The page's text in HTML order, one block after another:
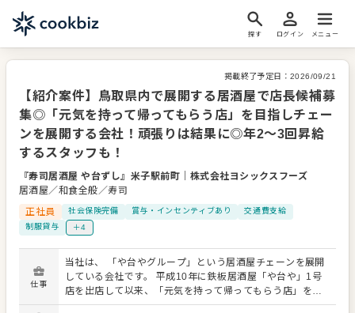
探す ログイン メニュー
掲載終了予定日： 2026/09/21
【紹介案件】鳥取県内で展開する居酒屋で店長候補募
集◎「元気を持って帰ってもらう店」を目指しチェー
ンを展開する会社！頑張りは結果に◎年2～3回昇給
するスタッフも！
『寿司居酒屋 や台ずし』米子駅前町
株式会社ヨシックスフーズ
居酒屋／和食全般／寿司
正社員
社会保険完備 賞与・インセンティブあり
交通費支給
制服貸与
＋4
仕事
当社は、 「や台やグループ」という居酒屋チェーンを展開
している会社です。 平成10年に鉄板居酒屋「や台や」1号
店を出店して以来、「元気を持って帰ってもらう店」を目
指し、居心地のいい、どこか懐かしい屋台の雰囲気を生か